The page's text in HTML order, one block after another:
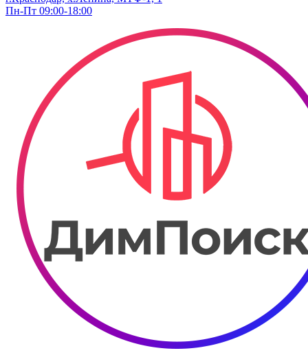
Пн-Пт 09:00-18:00